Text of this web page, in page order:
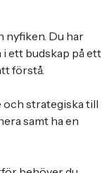
nyfiken. Du har
ett budskap på ett
förstå.
och strategiska till
samt ha en